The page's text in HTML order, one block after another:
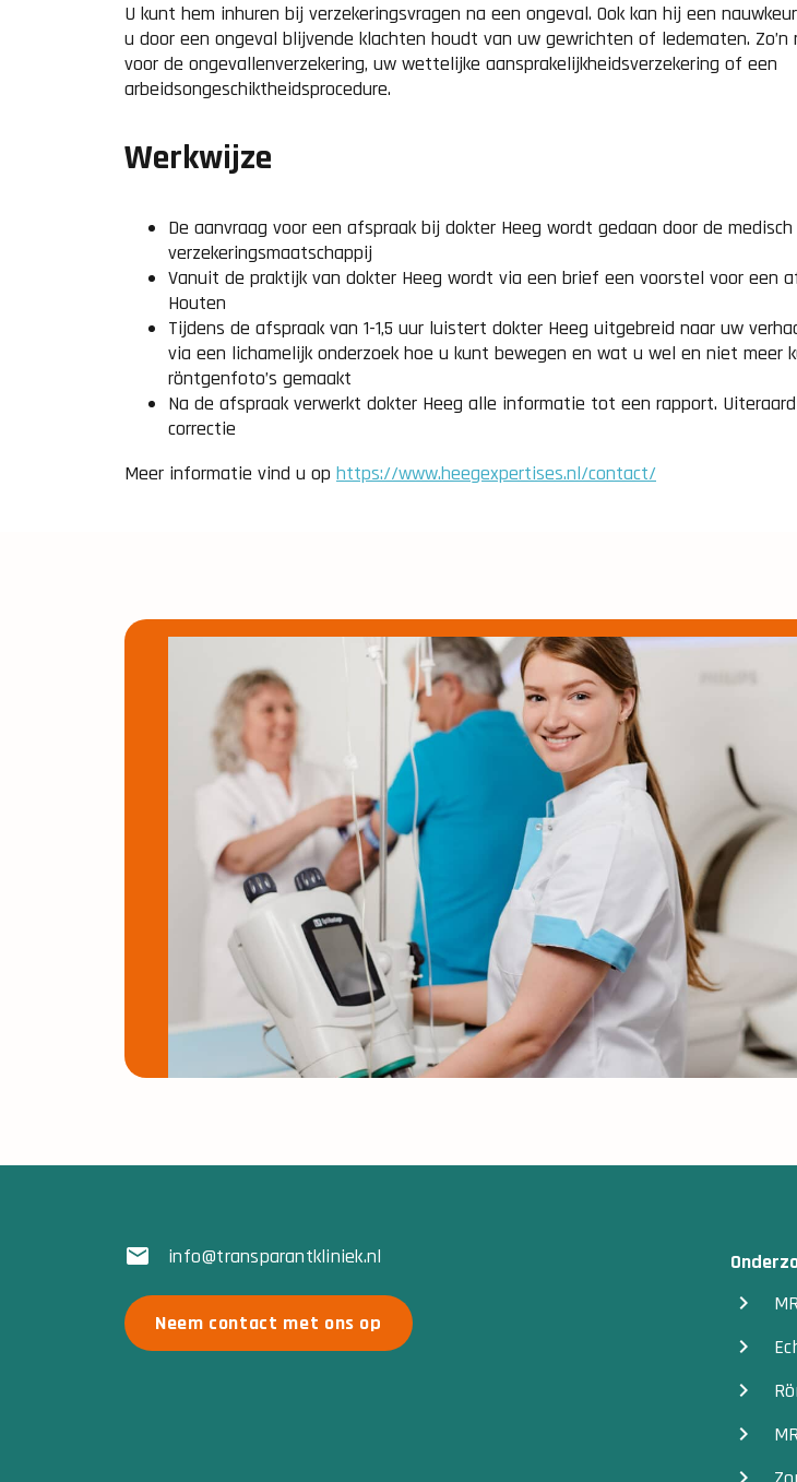
U kunt hem inhuren bij verzekeringsvragen na een ongeval. Ook kan hij een
u door een ongeval blijvende klachten houdt van uw gewrichten of ledematen.
voor de ongevallenverzekering, uw wettelijke aansprakelijkheidsverzekering of een
arbeidsongeschiktheidsprocedure.
Werkwijze
De aanvraag voor een afspraak bij dokter Heeg wordt gedaan door de
verzekeringsmaatschappij
Vanuit de praktijk van dokter Heeg wordt via een brief een voorstel voor een
Houten
Tijdens de afspraak van 1-1,5 uur luistert dokter Heeg uitgebreid naar uw
via een lichamelijk onderzoek hoe u kunt bewegen en wat u wel en niet meer
röntgenfoto’s gemaakt
Na de afspraak verwerkt dokter Heeg alle informatie tot een rapport.
correctie
Meer informatie vind u op https://www.heegexpertises.nl/contact/
info@transparantkliniek.nl
Neem contact met ons op